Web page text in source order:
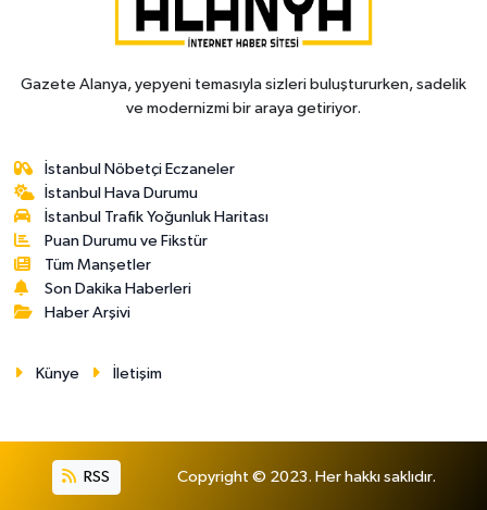
Gazete Alanya, yepyeni temasıyla sizleri buluştururken, sadelik
ve modernizmi bir araya getiriyor.
İstanbul Nöbetçi Eczaneler
İstanbul Hava Durumu
İstanbul Trafik Yoğunluk Haritası
Puan Durumu ve Fikstür
Tüm Manşetler
Son Dakika Haberleri
Haber Arşivi
Künye İletişim
RSS Copyright © 2023. Her hakkı saklıdır.